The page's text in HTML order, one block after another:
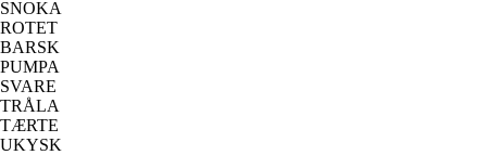
SNOKA
ROTET
BARSK
PUMPA
SVARE
TRÅLA
TÆRTE
UKYSK